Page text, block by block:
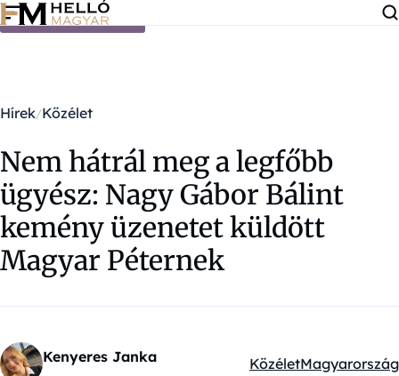
Ugrás a tartalomra
Hírek Közélet
Nem hátrál meg a legfőbb
ügyész: Nagy Gábor Bálint
kemény üzenetet küldött
Magyar Péternek
Kenyeres Janka
KözéletMagyarország